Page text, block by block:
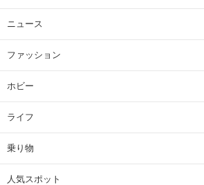
ニュース
ファッション
ホビー
ライフ
乗り物
人気スポット